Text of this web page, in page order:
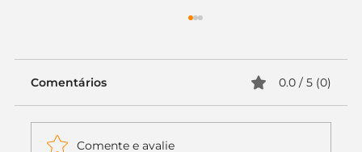
Comentários 0.0 / 5 (0)
Comente e avalie